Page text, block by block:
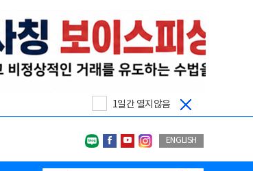
1일간 열지않음
네이버블로그
페이스북
유투브인스타그랩
ENGLISH